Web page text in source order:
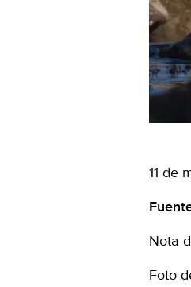
11 de
Nota
Foto